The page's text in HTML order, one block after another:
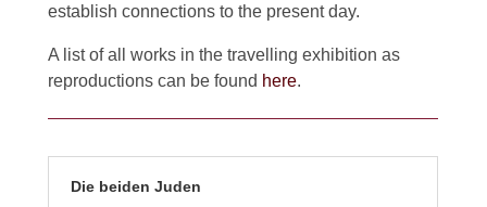
establish connections to the present day.
A list of all works in the travelling exhibition as
reproductions can be found here.
Die beiden Juden